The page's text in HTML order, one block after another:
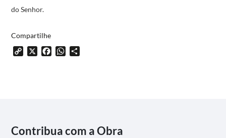
do Senhor.
Compartilhe
Copy X FacebookWhatsApp
Contribua com a Obra